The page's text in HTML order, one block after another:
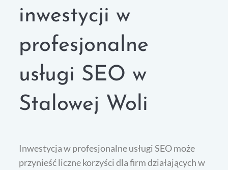
inwestycji w
profesjonalne
usługi SEO w
Stalowej Woli
Inwestycja w profesjonalne usługi SEO może
przynieść liczne korzyści dla firm działających w